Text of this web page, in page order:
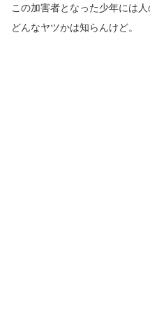
この加害者となった少年には
どんなヤツかは知らんけど。